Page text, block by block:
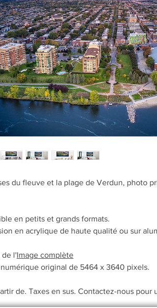
du fleuve et la plage de Verdun, photo
en petits et grands formats.
en acrylique de haute qualité ou sur
de l'Image complète
original de 5464 x 3640 pixels.
de. Taxes en sus. Contactez-nous pour